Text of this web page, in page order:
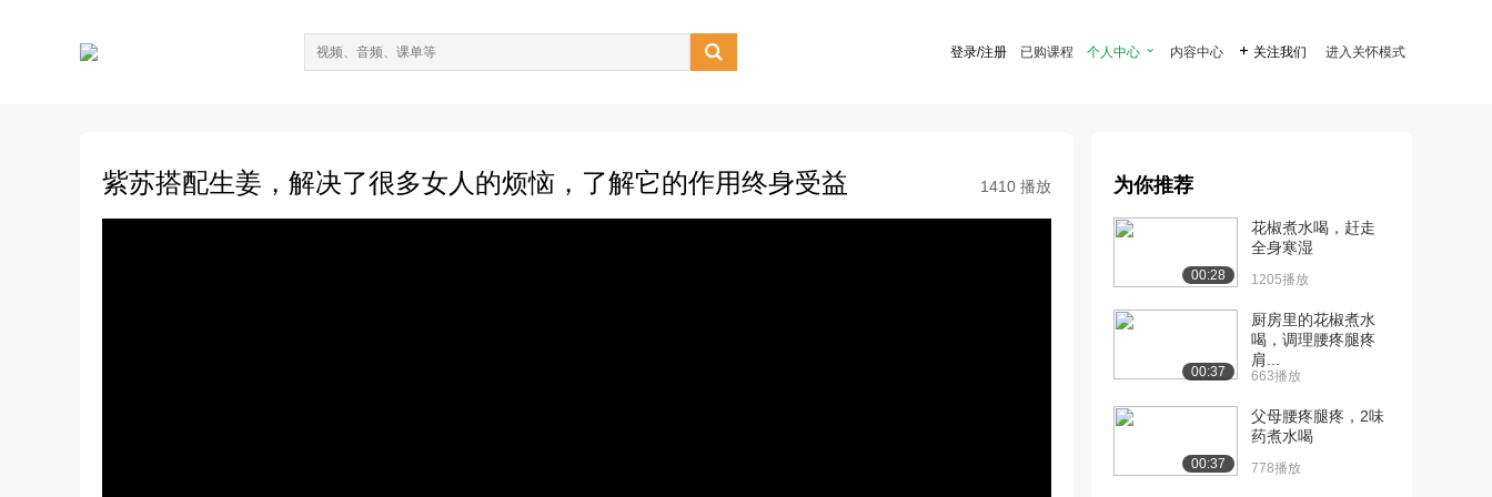
 登录/注册 已购课程 个人中心  内容中心  关注我们 进入关怀模式
紫苏搭配生姜，解决了很多女人的烦恼，了解它的作用终身受益 1410 播放 为你推荐
00:28
花椒煮水喝，赶走
全身寒湿
1205播放
00:37
厨房里的花椒煮水
喝，调理腰疼腿疼
肩...
663播放
00:37
父母腰疼腿疼，2味
药煮水喝
778播放